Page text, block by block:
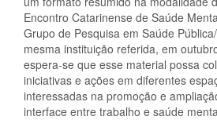
Encontro Catarinense de Saúde
Grupo de Pesquisa em Saúde
mesma instituição referida, em
espera-se que esse material possa
iniciativas e ações em diferentes
interessadas na promoção e
interface entre trabalho e saúde